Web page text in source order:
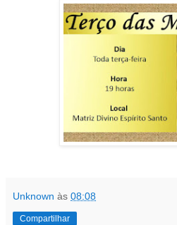
Unknown às 08:08
Compartilhar